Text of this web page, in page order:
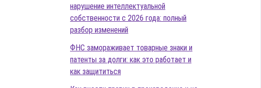
нарушение интеллектуальной
собственности с 2026 года: полный
разбор изменений
ФНС замораживает товарные знаки и
патенты за долги: как это работает и
как защититься